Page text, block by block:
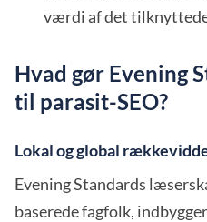
værdi af det
Hvad gør Evening
til parasit-SEO?
Lokal og global
Evening Standards
baserede fagfolk,